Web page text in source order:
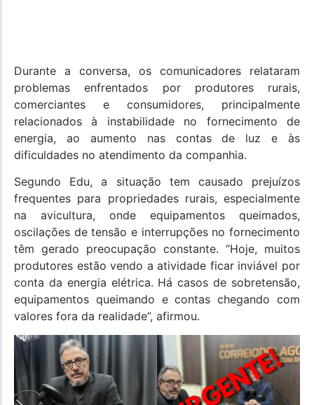
Durante a conversa, os comunicadores relataram
problemas enfrentados por produtores rurais,
comerciantes e consumidores, principalmente
relacionados à instabilidade no fornecimento de
energia, ao aumento nas contas de luz e às
dificuldades no atendimento da companhia.
Segundo Edu, a situação tem causado prejuízos
frequentes para propriedades rurais, especialmente
na avicultura, onde equipamentos queimados,
oscilações de tensão e interrupções no fornecimento
têm gerado preocupação constante. “Hoje, muitos
produtores estão vendo a atividade ficar inviável por
conta da energia elétrica. Há casos de sobretensão,
equipamentos queimando e contas chegando com
valores fora da realidade”, afirmou.